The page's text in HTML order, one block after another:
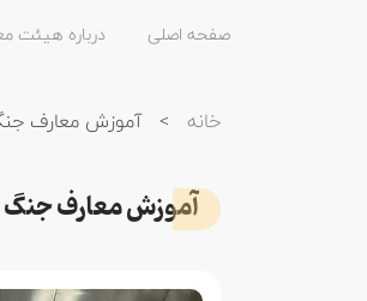
صفحه اصلی درباره هیئت
خانه > آموزش معارف
آموزش معارف جنگ